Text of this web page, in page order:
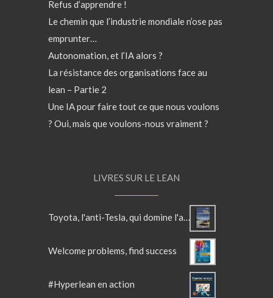
Refus d’apprendre !
Le chemin que l’industrie mondiale n’ose pas
emprunter…
Autonomation, et l’IA alors ?
La résistance des organisations face au
lean – Partie 2
Une IA pour faire tout ce que nous voulons
? Oui, mais que voulons-nous vraiment ?
LIVRES SUR LE LEAN
Toyota, l'anti-Tesla, qui domine l'automobile
Welcome problems, find success
#Hyperlean en action